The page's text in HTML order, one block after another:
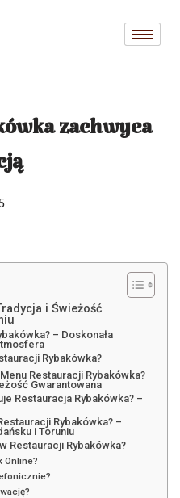
zachwyca
i Świeżość
– Doskonała
Rybakówka?
Restauracji Rybakówka?
Gwarantowana
Restauracja Rybakówka? –
Rybakówka? –
i Toruniu
Restauracji Rybakówka?
Online?